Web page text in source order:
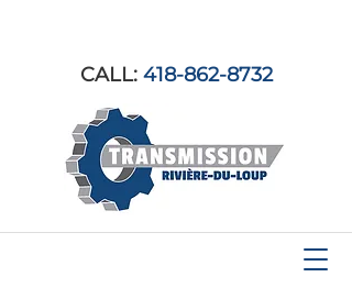
CALL: 418-862-8732